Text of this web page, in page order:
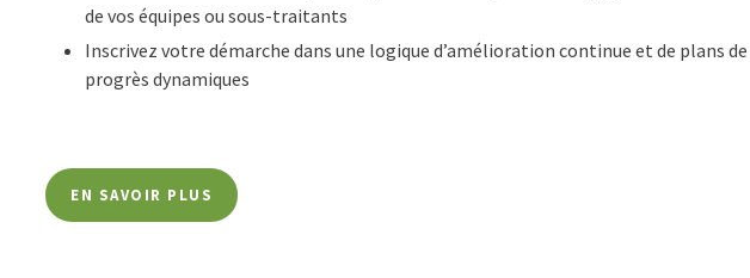
de vos équipes ou sous-traitants
Inscrivez votre démarche dans une logique d’amélioration continue et de plans de
progrès dynamiques
EN SAVOIR PLUS